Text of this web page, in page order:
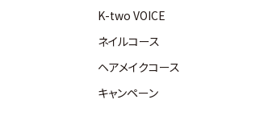
K-two VOICE
ネイルコース
ヘアメイクコース
キャンペーン